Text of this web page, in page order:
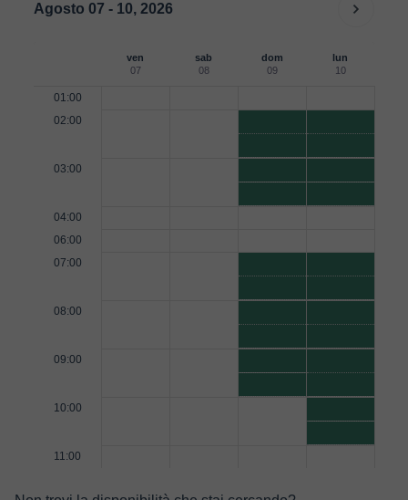
Agosto 07 - 10, 2026
ven
07
sab
08
dom
09
lun
10
01:00
02:00
03:00
04:00
06:00
07:00
08:00
09:00
10:00
11:00